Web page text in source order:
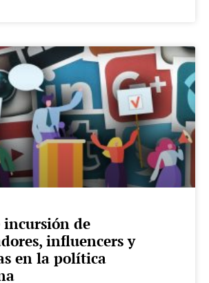
incursión de
influencers y
en la política